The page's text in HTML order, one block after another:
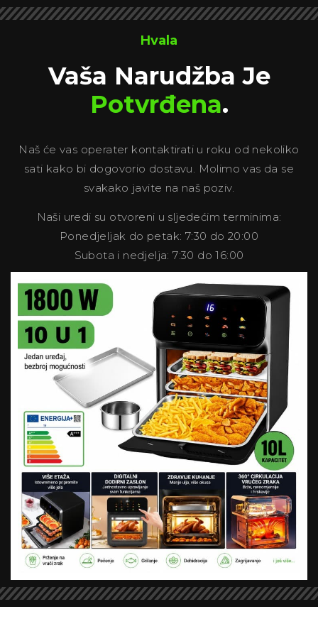
Hvala
Vaša Narudžba Je
Potvrđena.
Naš će vas operater kontaktirati u roku od nekoliko
sati kako bi dogovorio dostavu. Molimo vas da se
svakako javite na naš poziv.
Naši uredi su otvoreni u sljedećim terminima:
Ponedjeljak do petak: 7:30 do 20:00
Subota i nedjelja: 7:30 do 16:00